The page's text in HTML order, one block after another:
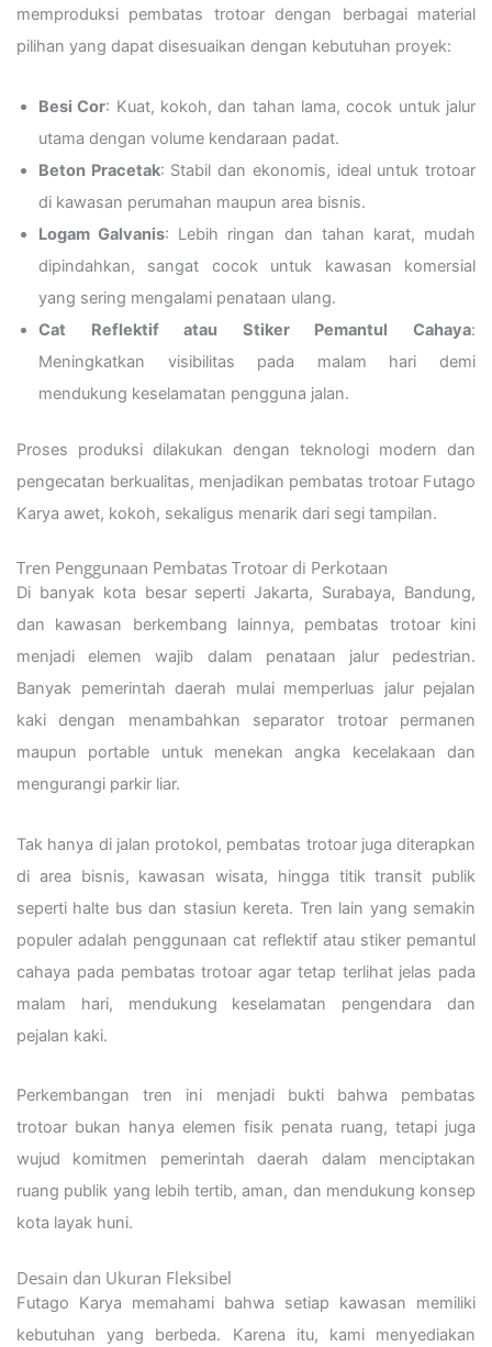
memproduksi pembatas trotoar dengan berbagai material
pilihan yang dapat disesuaikan dengan kebutuhan proyek:
Besi Cor: Kuat, kokoh, dan tahan lama, cocok untuk jalur
utama dengan volume kendaraan padat.
Beton Pracetak: Stabil dan ekonomis, ideal untuk trotoar
di kawasan perumahan maupun area bisnis.
Logam Galvanis: Lebih ringan dan tahan karat, mudah
dipindahkan, sangat cocok untuk kawasan komersial
yang sering mengalami penataan ulang.
Cat Reflektif atau Stiker Pemantul Cahaya:
Meningkatkan visibilitas pada malam hari demi
mendukung keselamatan pengguna jalan.
Proses produksi dilakukan dengan teknologi modern dan
pengecatan berkualitas, menjadikan pembatas trotoar Futago
Karya awet, kokoh, sekaligus menarik dari segi tampilan.
Tren Penggunaan Pembatas Trotoar di Perkotaan
Di banyak kota besar seperti Jakarta, Surabaya, Bandung,
dan kawasan berkembang lainnya, pembatas trotoar kini
menjadi elemen wajib dalam penataan jalur pedestrian.
Banyak pemerintah daerah mulai memperluas jalur pejalan
kaki dengan menambahkan separator trotoar permanen
maupun portable untuk menekan angka kecelakaan dan
mengurangi parkir liar.
Tak hanya di jalan protokol, pembatas trotoar juga diterapkan
di area bisnis, kawasan wisata, hingga titik transit publik
seperti halte bus dan stasiun kereta. Tren lain yang semakin
populer adalah penggunaan cat reflektif atau stiker pemantul
cahaya pada pembatas trotoar agar tetap terlihat jelas pada
malam hari, mendukung keselamatan pengendara dan
pejalan kaki.
Perkembangan tren ini menjadi bukti bahwa pembatas
trotoar bukan hanya elemen fisik penata ruang, tetapi juga
wujud komitmen pemerintah daerah dalam menciptakan
ruang publik yang lebih tertib, aman, dan mendukung konsep
kota layak huni.
Desain dan Ukuran Fleksibel
Futago Karya memahami bahwa setiap kawasan memiliki
kebutuhan yang berbeda. Karena itu, kami menyediakan